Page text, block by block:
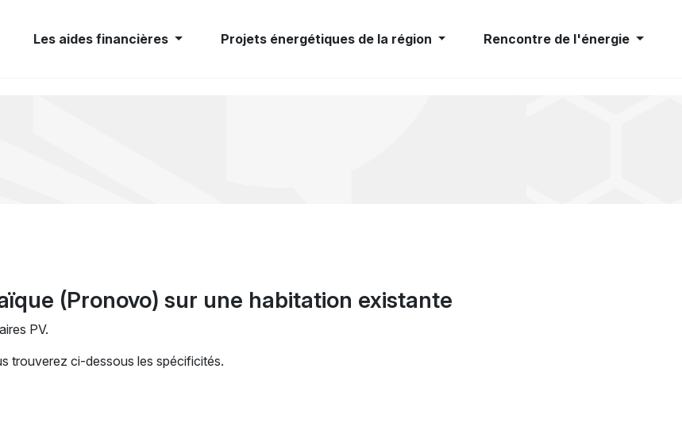
Les aides financières Projets énergétiques de la région Rencontre de l'énergie
(Pronovo) sur une habitation existante
PV.
trouverez ci-dessous les spécificités.